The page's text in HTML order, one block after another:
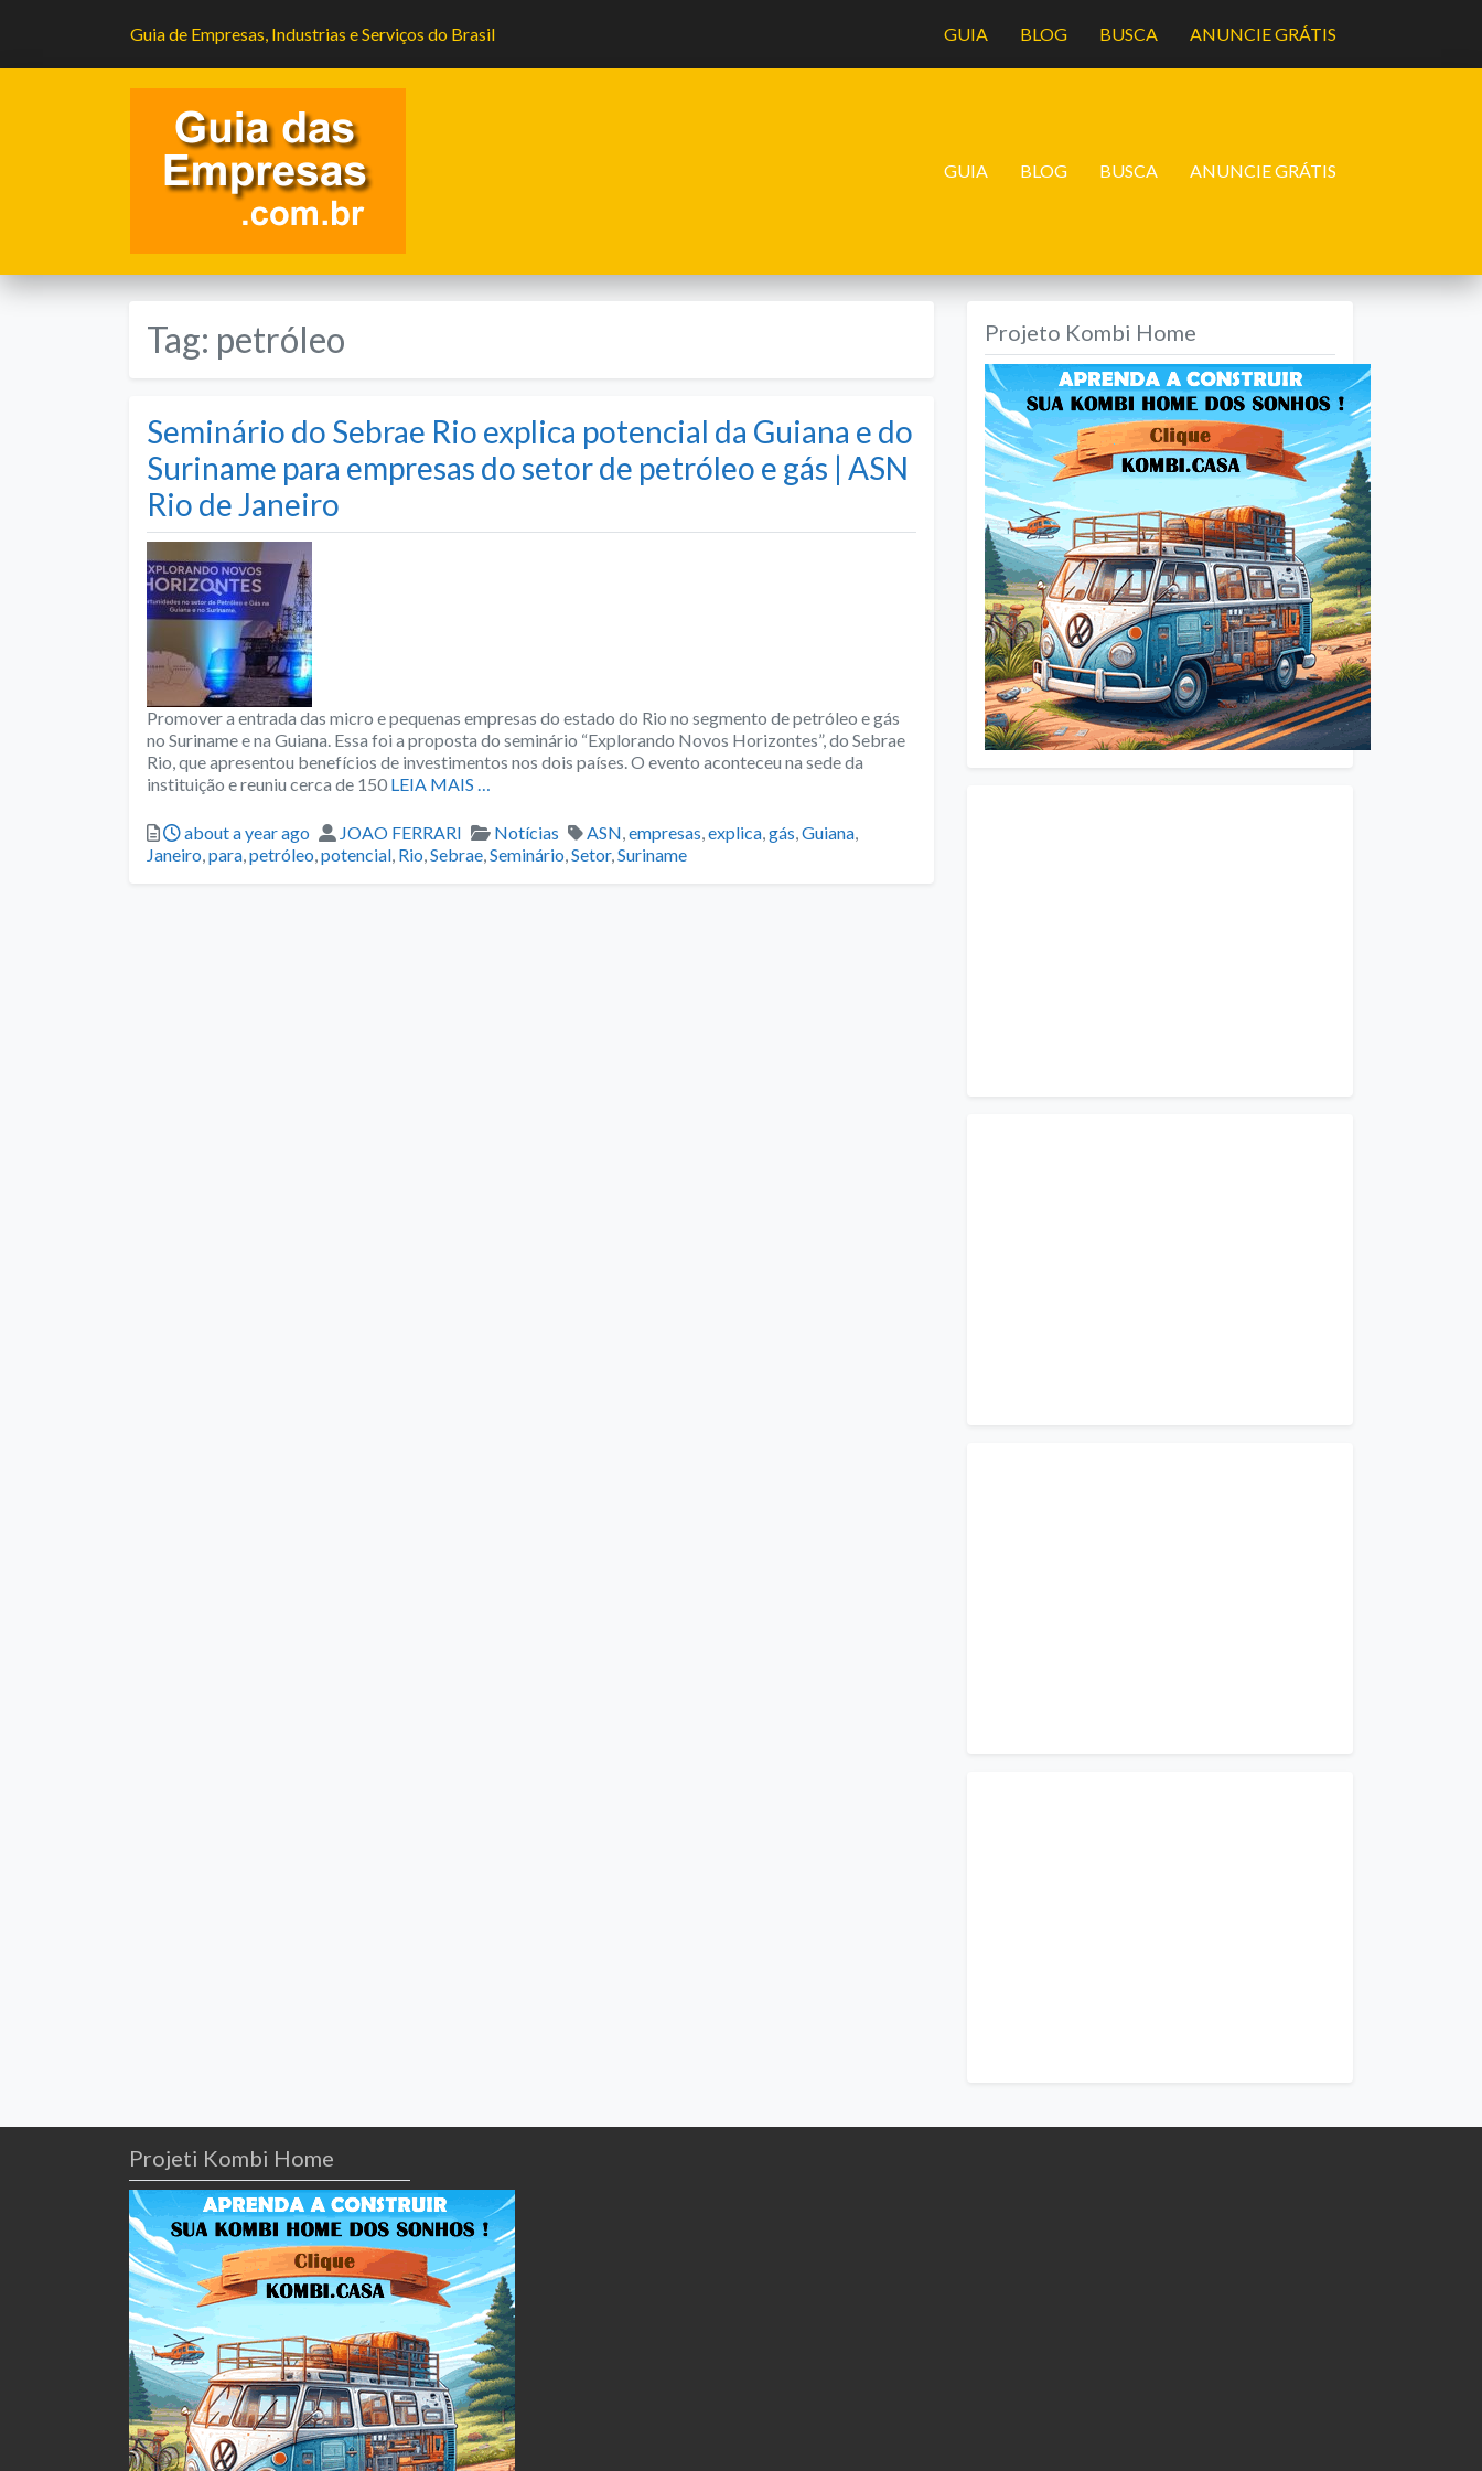
Guia de Empresas, Industrias e Serviços do Brasil GUIA BLOG BUSCA ANUNCIE GRÁTIS
GUIA BLOG BUSCA ANUNCIE GRÁTIS
Tag: petróleo
Seminário do Sebrae Rio explica potencial da Guiana e do
Suriname para empresas do setor de petróleo e gás | ASN
Rio de Janeiro
Promover a entrada das micro e pequenas empresas do estado do Rio no segmento de petróleo e gás
no Suriname e na Guiana. Essa foi a proposta do seminário “Explorando Novos Horizontes”, do Sebrae
Rio, que apresentou benefícios de investimentos nos dois países. O evento aconteceu na sede da
instituição e reuniu cerca de 150 LEIA MAIS …
Posted
about a year ago Author
JOAO FERRARI Categories
Notícias Tags
ASN,empresas,explica,gás,Guiana,
Janeiro,para,petróleo,potencial, Rio,Sebrae,Seminário,Setor,Suriname
Projeto Kombi Home
Projeti Kombi Home